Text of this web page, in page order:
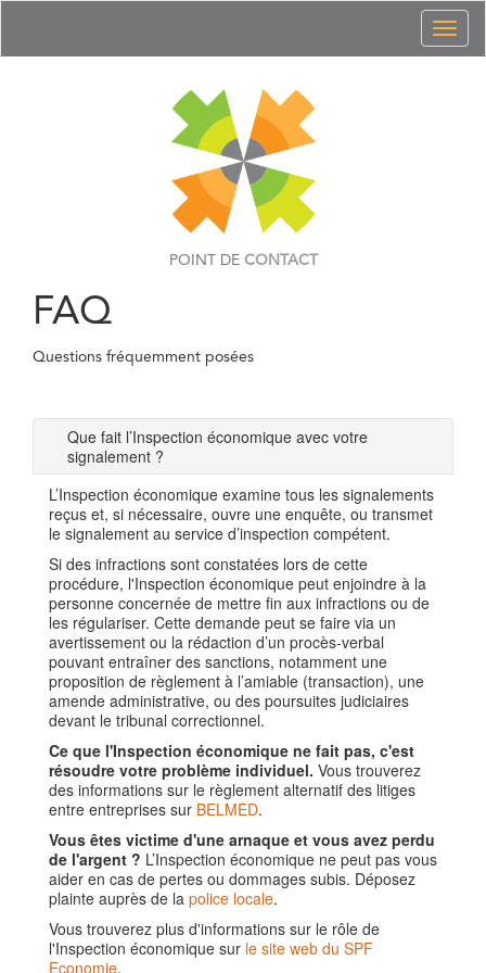
POINT DE CONTACT
FAQ
Questions fréquemment posées
Que fait l’Inspection économique avec votre
signalement ?
L’Inspection économique examine tous les signalements
reçus et, si nécessaire, ouvre une enquête, ou transmet
le signalement au service d’inspection compétent.
Si des infractions sont constatées lors de cette
procédure, l'Inspection économique peut enjoindre à la
personne concernée de mettre fin aux infractions ou de
les régulariser. Cette demande peut se faire via un
avertissement ou la rédaction d’un procès-verbal
pouvant entraîner des sanctions, notamment une
proposition de règlement à l’amiable (transaction), une
amende administrative, ou des poursuites judiciaires
devant le tribunal correctionnel.
Ce que l'Inspection économique ne fait pas, c'est
résoudre votre problème individuel. Vous trouverez
des informations sur le règlement alternatif des litiges
entre entreprises sur BELMED.
Vous êtes victime d'une arnaque et vous avez perdu
de l'argent ? L’Inspection économique ne peut pas vous
aider en cas de pertes ou dommages subis. Déposez
plainte auprès de la police locale.
Vous trouverez plus d'informations sur le rôle de
l'Inspection économique sur le site web du SPF
Economie.